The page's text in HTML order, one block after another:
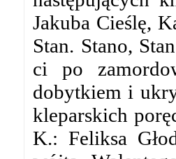
Jakuba Cieślę,
Stan. Stano,
ci po
dobytkiem i
kleparskich
K.: Feliksa